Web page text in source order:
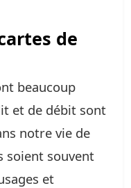
de
beaucoup
et de débit sont
notre vie de
soient souvent
et